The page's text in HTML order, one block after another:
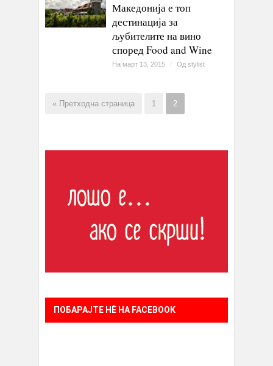
Македонија е топ
дестинација за
љубителите на вино
според Food and Wine
На март 13, 2015 / Од stylist
« Претходна страница 1 2
ПОБАРАЈТЕ НÈ НА FACEBOOK